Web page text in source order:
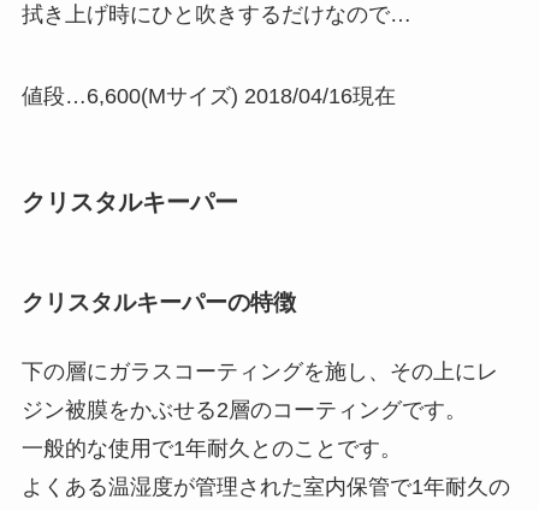
拭き上げ時にひと吹きするだけなので…
値段…6,600(Mサイズ) 2018/04/16現在
クリスタルキーパー
クリスタルキーパーの特徴
下の層にガラスコーティングを施し、その上にレ
ジン被膜をかぶせる2層のコーティングです。
一般的な使用で1年耐久とのことです。
よくある温湿度が管理された室内保管で1年耐久の